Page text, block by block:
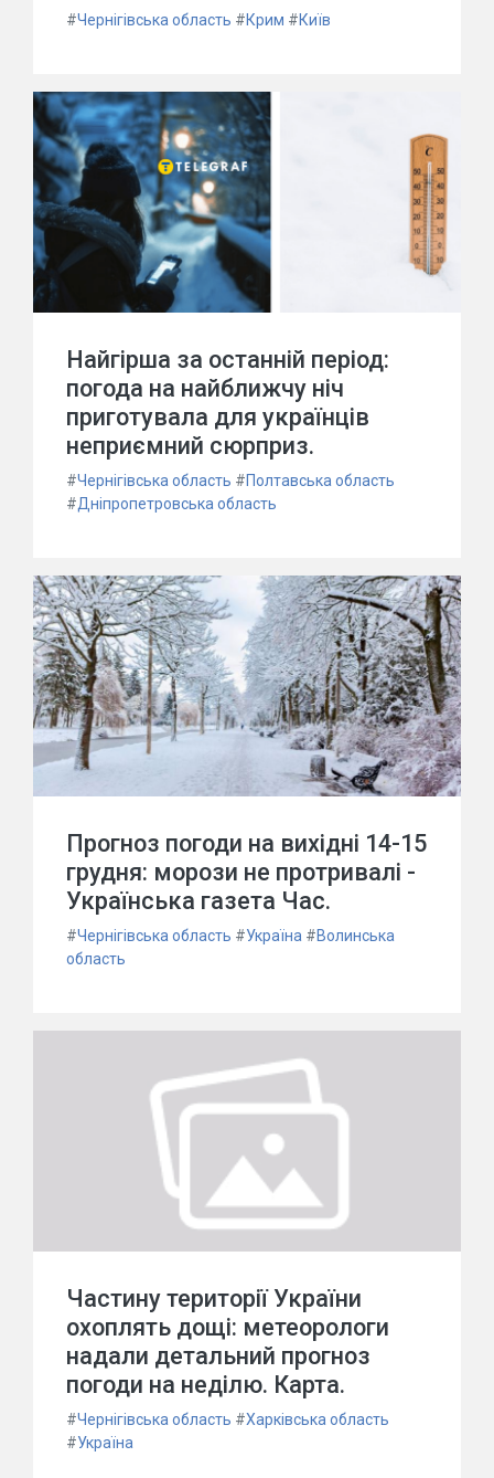
#Чернігівська область #Крим #Київ
Найгірша за останній період:
погода на найближчу ніч
приготувала для українців
неприємний сюрприз.
#Чернігівська область #Полтавська область
#Дніпропетровська область
Прогноз погоди на вихідні 14-15
грудня: морози не протривалі -
Українська газета Час.
#Чернігівська область #Україна #Волинська
область
Частину території України
охоплять дощі: метеорологи
надали детальний прогноз
погоди на неділю. Карта.
#Чернігівська область #Харківська область
#Україна